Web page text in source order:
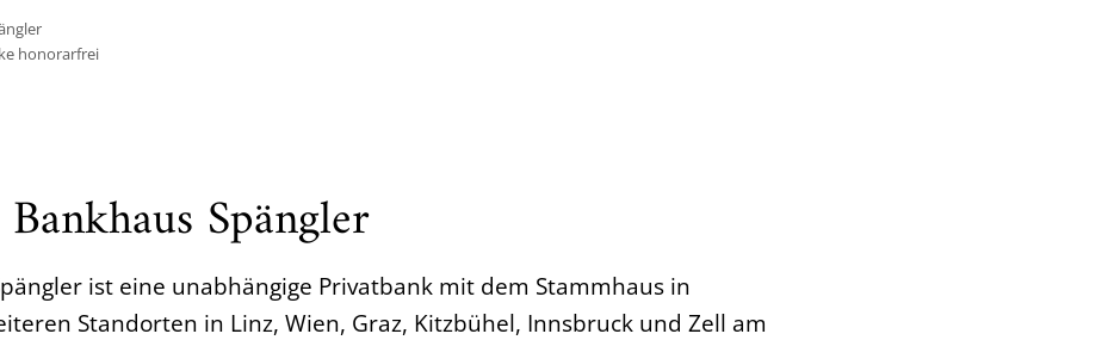
honorarfrei
Spängler
ist eine unabhängige Privatbank mit dem Stammhaus in
Standorten in Linz, Wien, Graz, Kitzbühel, Innsbruck und Zell am